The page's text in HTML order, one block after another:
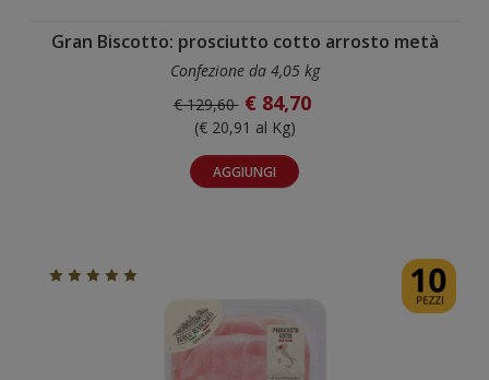
Gran Biscotto: prosciutto cotto arrosto metà
Confezione da 4,05 kg
€ 129,60 € 84,70
(€ 20,91 al Kg)
AGGIUNGI